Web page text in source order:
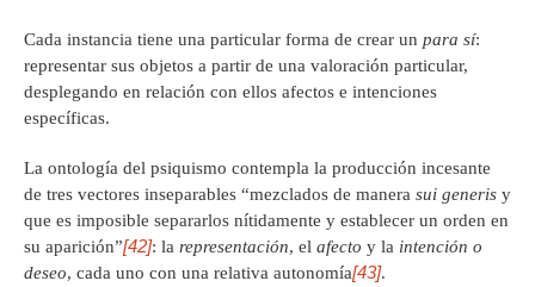
Cada instancia tiene una particular forma de crear un para sí:
representar sus objetos a partir de una valoración particular,
desplegando en relación con ellos afectos e intenciones
específicas.
La ontología del psiquismo contempla la producción incesante
de tres vectores inseparables “mezclados de manera sui generis y
que es imposible separarlos nítidamente y establecer un orden en
su aparición”[42]: la representación, el afecto y la intención o
deseo, cada uno con una relativa autonomía[43].